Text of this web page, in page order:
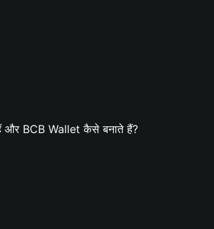
BCB Wallet कैसे बनाते हैं?